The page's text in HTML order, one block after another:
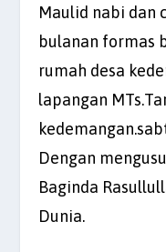
Maulid nabi dan
bulanan formas
rumah desa
lapangan
Dengan
Baginda
Dunia.